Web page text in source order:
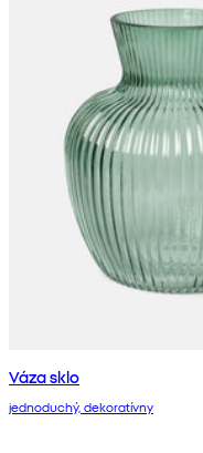
Váza sklo
jednoduchý, dekoratívny